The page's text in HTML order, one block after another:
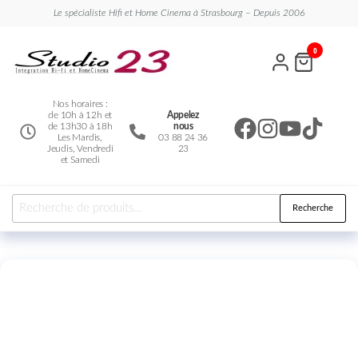
Le spécialiste Hifi et Home Cinema à Strasbourg – Depuis 2006
Nos horaires :
de 10h à 12h et
de 13h30 à 18h
Les Mardis,
Jeudis, Vendredi
et Samedi
Appelez
nous
03 88 24 36
23
0
Recherche